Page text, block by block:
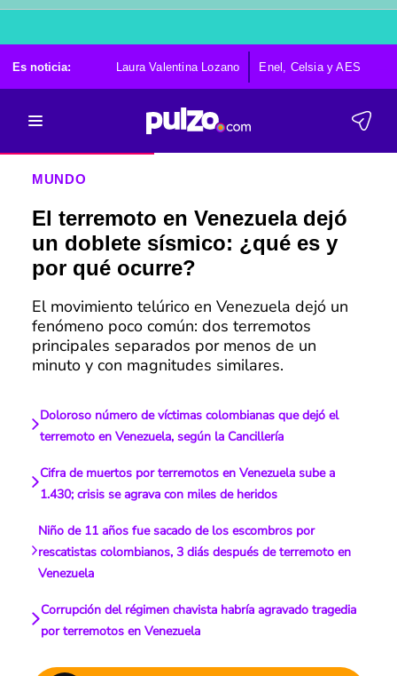
Es noticia: Laura Valentina Lozano Enel, Celsia y AES
MUNDO
El terremoto en Venezuela dejó
un doblete sísmico: ¿qué es y
por qué ocurre?
El movimiento telúrico en Venezuela dejó un
fenómeno poco común: dos terremotos
principales separados por menos de un
minuto y con magnitudes similares.
Doloroso número de víctimas colombianas que dejó el
terremoto en Venezuela, según la Cancillería
Cifra de muertos por terremotos en Venezuela sube a
1.430; crisis se agrava con miles de heridos
Niño de 11 años fue sacado de los escombros por
rescatistas colombianos, 3 diás después de terremoto en
Venezuela
Corrupción del régimen chavista habría agravado tragedia
por terremotos en Venezuela